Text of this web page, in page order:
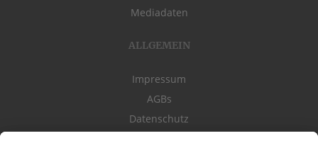
Mediadaten
ALLGEMEIN
Impressum
AGBs
Datenschutz